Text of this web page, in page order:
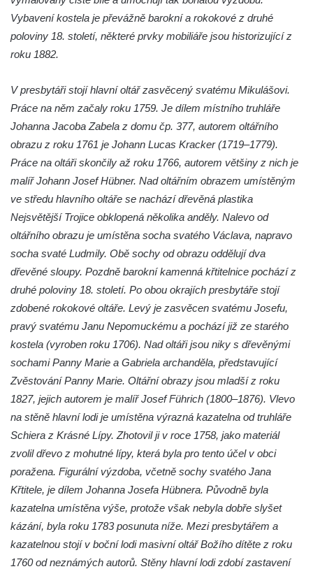
Kostel svatého Vendelína v Perštejně
Kostel Nejsvětější Trojice v Klášterci nad
Ohří
Hřbitovní kaple ve Velkém Šenově
Kaple svaté Apolónie v Cítolibech
Kostel svatého Jakuba Většího v Cítolibech
Márnice na hřbitově v Chlumčanech
Kaple svatého Václava ve Vlčí
Kaple svatého Floriána ve Veltěži
Kaple západně od Veltěž u silnice do
Černčic
Kaple Panny Marie Růžencové na návsi v
Konětopech
Kostel svatého Jakuba ve Hřivicích
Kaple svatého Vavřince na návsi v
Touchovicích
Kaple u polní cesty východně od zámku v
Jimlíně
Kaple svatého Rocha na zvířecím hřbitově v
Jimlíně
Kaple v zahradě domu čp. 55 v Jimlíně
Kaple svatého Josefa v Jimlíně
Márnice na hřbitově v Opočně u Loun
Vybavení kostela je převážně barokní a rokokové z druhé
poloviny 18. století, některé prvky mobiliáře jsou historizující z
roku 1882.
V presbytáři stojí hlavní oltář zasvěcený svatému Mikulášovi.
Práce na něm začaly roku 1759. Je dílem místního truhláře
Johanna Jacoba Zabela z domu čp. 377, autorem oltářního
obrazu z roku 1761 je Johann Lucas Kracker (1719–1779).
Práce na oltáři skončily až roku 1766, autorem většiny z nich je
malíř Johann Josef Hübner. Nad oltářním obrazem umístěným
ve středu hlavního oltáře se nachází dřevěná plastika
Nejsvětější Trojice obklopená několika anděly. Nalevo od
oltářního obrazu je umístěna socha svatého Václava, napravo
socha svaté Ludmily. Obě sochy od obrazu oddělují dva
dřevěné sloupy. Pozdně barokní kamenná křtitelnice pochází z
druhé poloviny 18. století. Po obou okrajích presbytáře stojí
zdobené rokokové oltáře. Levý je zasvěcen svatému Josefu,
pravý svatému Janu Nepomuckému a pochází již ze starého
kostela (vyroben roku 1706). Nad oltáři jsou niky s dřevěnými
sochami Panny Marie a Gabriela archanděla, představující
Zvěstování Panny Marie. Oltářní obrazy jsou mladší z roku
1827, jejich autorem je malíř Josef Führich (1800–1876). Vlevo
na stěně hlavní lodi je umístěna výrazná kazatelna od truhláře
Schiera z Krásné Lípy. Zhotovil ji v roce 1758, jako materiál
zvolil dřevo z mohutné lípy, která byla pro tento účel v obci
poražena. Figurální výzdoba, včetně sochy svatého Jana
Křtitele, je dílem Johanna Josefa Hübnera. Původně byla
kazatelna umístěna výše, protože však nebyla dobře slyšet
kázání, byla roku 1783 posunuta níže. Mezi presbytářem a
kazatelnou stojí v boční lodi masivní oltář Božího dítěte z roku
1760 od neznámých autorů. Stěny hlavní lodi zdobí zastavení